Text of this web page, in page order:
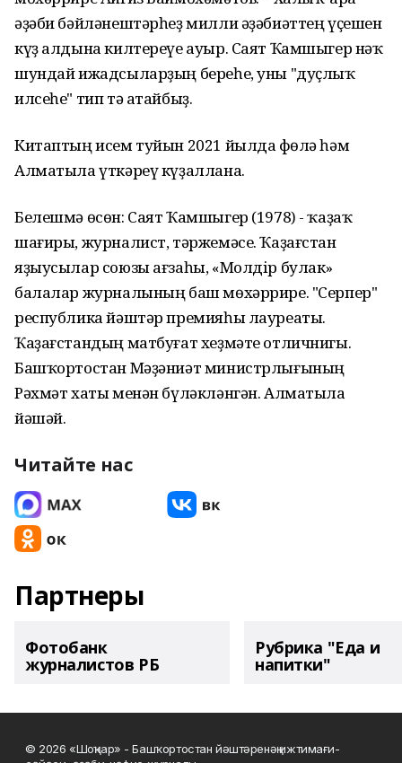
әҙәби бәйләнештәрһеҙ милли әҙәбиәттең үҫешен
күҙ алдына килтереүе ауыр. Саят Ҡамшыгер нәҡ
шундай ижадсыларҙың береһе, уны "дуҫлыҡ
илсеһе" тип тә атайбыҙ.
Китаптың исем туйын 2021 йылда Өфөлә һәм
Алматыла үткәреү күҙаллана.
Белешмә өсөн: Саят Ҡамшыгер (1978) - ҡаҙаҡ
шағиры, журналист, тәржемәсе. Ҡаҙағстан
яҙыусылар союзы ағзаһы, «Молдір булак»
балалар журналының баш мөхәррире. "Серпер"
республика йәштәр премияһы лауреаты.
Ҡаҙағстандың матбуғат хеҙмәте отличнигы.
Башҡортостан Мәҙәниәт министрлығының
Рәхмәт хаты менән бүләкләнгән. Алматыла
йәшәй.
Читайте нас
Партнеры
Фотобанк
журналистов РБ
Рубрика "Еда и
напитки"
© 2026 «Шоңҡар» - Башҡортостан йәштәренәң ижтимағи-